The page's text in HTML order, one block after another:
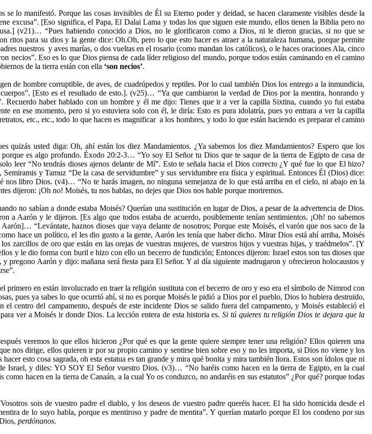
lo manifestó. Porque las cosas invisibles de Él su Eterno poder y deidad, se hacen claramente visibles desde la
excusa”. [Eso significa, el Papa, El Dalai Lama y todas los que siguen este mundo, ellos tienen la Biblia pero no
(v21)… “Pues habiendo conocido a Dios, no le glorificaron como a Dios, ni le dieron gracias, si no que se
ritos para su dios y la gente dice: Oh.Oh, pero lo que esto hacer es atraer a la naturaleza humana, porque permite
nuestros y aves marías, o dos vueltas en el rosario (como mandan los católicos), o le haces oraciones Ala, cinco
necios”. Eso es lo que Dios piensa de cada líder religioso del mundo, porque todos están caminando en el camino
de la tierra están con ella ‘son necios’.
de hombre corruptible, de aves, de cuadrúpedos y reptiles. Por lo cual también Dios los entrego a la inmundicia,
[Esto es el resultado de esto.]. (v25)… “Ya que cambiaron la verdad de Dios por la mentira, honrando y
haber hablado con un hombre y él me dijo: Tienes que ir a ver la capilla Sixtina, cuando yo fui estaba
en ese momento, pero si yo estuviera solo con él, le diría: Esto es pura idolatría, pues yo entrara a ver la capilla
etc., etc., todo lo que hacen es magnificar a los hombres, y todo lo que están haciendo es preparar el camino
usted diga: Oh, ahí están los diez Mandamientos. ¿Ya sabemos los diez Mandamientos? Espero que los
es algo profundo. Éxodo 20:2-3… “Yo soy El Señor tu Dios que te saque de la tierra de Egipto de casa de
leer “No tendrás dioses ajenos delante de Mí”. Esto te señala hacia el Dios correcto ¿Y qué fue lo que El hizo?
y Tamuz “De la casa de servidumbre” y sus servidumbre era física y espiritual. Entonces Él (Dios) dice:
nos libro Dios. (v4)… “No te harás imagen, no ninguna semejanza de lo que está arriba en el cielo, ni abajo en la
dijeron: ¡Oh no! Moisés, tu nos hablas, no dejes que Dios nos hable porque moriremos.
no sabían a donde estaba Moisés? Querían una sustitución en lugar de Dios, a pesar de la advertencia de Dios.
a Aarón y le dijeron. [Es algo que todos estaba de acuerdo, posiblemente tenían sentimientos. ¡Oh! no sabemos
“Levántate, haznos dioses que vaya delante de nosotros; Porque este Moisés, el varón que nos saco de la
hace un político, el les dio gusto a la gente, Aarón les tenía que haber dicho. Mirar Dios está ahí arriba, Moisés
de oro que están en las orejas de vuestras mujeres, de vuestros hijos y vuestras hijas, y traédmelos”. [Y
y le dio forma con buril e hizo con ello un becerro de fundición; Entonces dijeron: Israel estos son tus dioses que
Aarón y dijo: mañana será fiesta para El Señor. Y al día siguiente madrugaron y ofrecieron holocaustos y
primero en están involucrado en traer la religión sustituta con el becerro de oro y eso era el símbolo de Nimrod con
pues ya sabes lo que ocurrió ahí, si no es porque Moisés le pidió a Dios por el pueblo, Dios lo hubiera destruido,
centro del campamento, después de este incidente Dios se salido fuera del campamento, y Moisés estableció el
ver a Moisés ir donde Dios. La lección entera de esta historia es.Si tú quieres tu religión Dios te dejara que la
veremos lo que ellos hicieron ¿Por qué es que la gente quiere siempre tener una religión? Ellos quieren una
nos dirige, ellos quieren ir por su propio camino y sentirse bien sobre eso y no les importa, si Dios no viene y los
esto cosa sagrada, oh esta estatua es tan grande y mira qué bonita y mira también llora. Estos son ídolos que ni
y diles: YO SOY El Señor vuestro Dios. (v3)… “No haréis como hacen en la tierra de Egipto, en la cual
hacen en la tierra de Canaán, a la cual Yo os conduzco, no andaréis en sus estatutos” ¿Por qué? porque todas
sois de vuestro padre el diablo, y los deseos de vuestro padre queréis hacer. El ha sido homicida desde el
de lo suyo habla, porque es mentiroso y padre de mentira”. Y querían matarlo porque El los condeno por sus
perdónanos.